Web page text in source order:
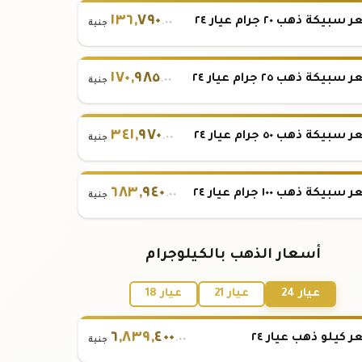
ذهب ٢٠ جرام عيار ٢٤ ١٣٦,٧٩٠ .٠٠ جنية
ذهب ٢٥ جرام عيار ٢٤ ١٧٠,٩٨٥.٠٠ جنية
ذهب ٥٠ جرام عيار ٢٤ ٣٤١,٩٧٠ .٠٠ جنية
ذهب ١٠٠ جرام عيار ٢٤ ٦٨٣,٩٤٠ .٠٠ جنية
أسعار الذهب بالكيلوجرام
عيار 24 عيار 21 عيار 18
كيلو ذهب عيار ٢٤ ٦,٨٣٩,٤٠٠ .٠٠ جنية